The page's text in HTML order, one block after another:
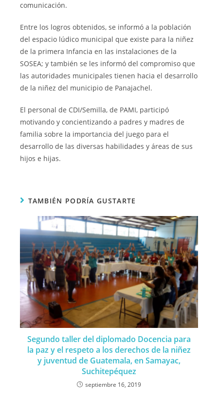
comunicación.
Entre los logros obtenidos, se informó a la población
del espacio lúdico municipal que existe para la niñez
de la primera Infancia en las instalaciones de la
SOSEA; y también se les informó del compromiso que
las autoridades municipales tienen hacia el desarrollo
de la niñez del municipio de Panajachel.
El personal de CDI/Semilla, de PAMI, participó
motivando y concientizando a padres y madres de
familia sobre la importancia del juego para el
desarrollo de las diversas habilidades y áreas de sus
hijos e hijas.
TAMBIÉN PODRÍA GUSTARTE
Segundo taller del diplomado Docencia para
la paz y el respeto a los derechos de la niñez
y juventud de Guatemala, en Samayac,
Suchitepéquez
septiembre 16, 2019